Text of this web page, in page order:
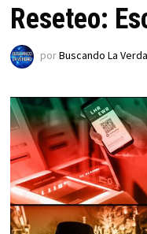
Reseteo:
porBuscando La